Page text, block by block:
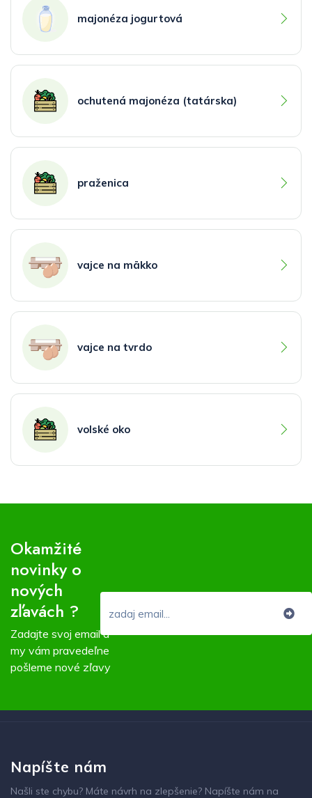
majonéza jogurtová
ochutená majonéza (tatárska)
praženica
vajce na mäkko
vajce na tvrdo
volské oko
Okamžité
novinky o
nových
zľavách ?
Zadajte svoj email a
my vám pravedeľne
pošleme nové zľavy
Napíšte nám
Našli ste chybu? Máte návrh na zlepšenie? Napíšte nám na